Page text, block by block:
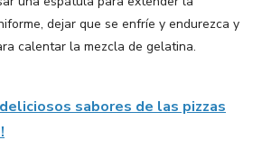
dejar que se enfríe y endurezca y
calentar la mezcla de gelatina.
sabores de las pizzas